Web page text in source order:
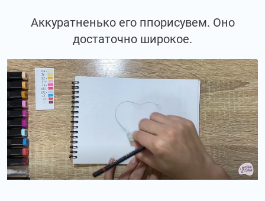
Аккуратненько его ппорисувем. Оно
достаточно широкое.